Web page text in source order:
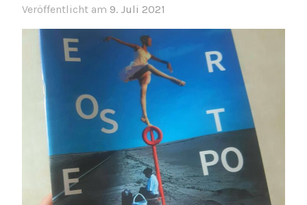
Veröffentlicht am 9. Juli 2021